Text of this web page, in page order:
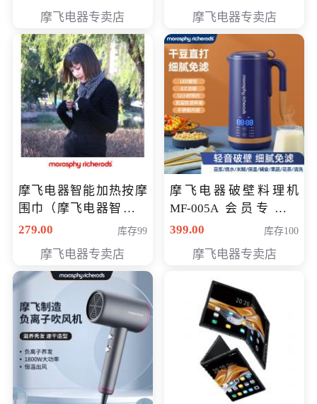
摩飞电器专卖店 摩飞电器专卖店
摩飞电器智能加热按摩
围巾（摩飞电器智能加
热按摩围脖） 会员专享
279.00 库存99
摩飞电器专卖店
摩飞电器破壁料理机
MF-005A 会员专享价
198元
399.00 库存100
摩飞电器专卖店